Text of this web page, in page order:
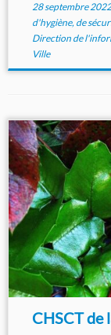
28 septembre 2022
d'hygiène, de
Direction de
Ville
CHSCT de